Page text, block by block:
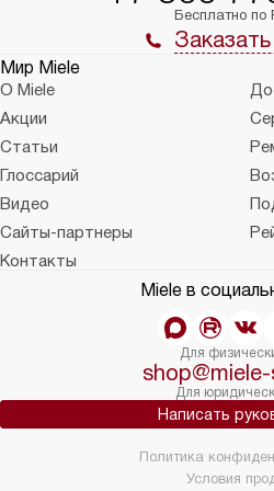
Бесплатно по
Мир Miele
О Miele
Акции
Статьи
Глоссарий
Видео
Сайты-партнеры
Контакты
Miele в
Для
Для
Написать
Политика
Условия